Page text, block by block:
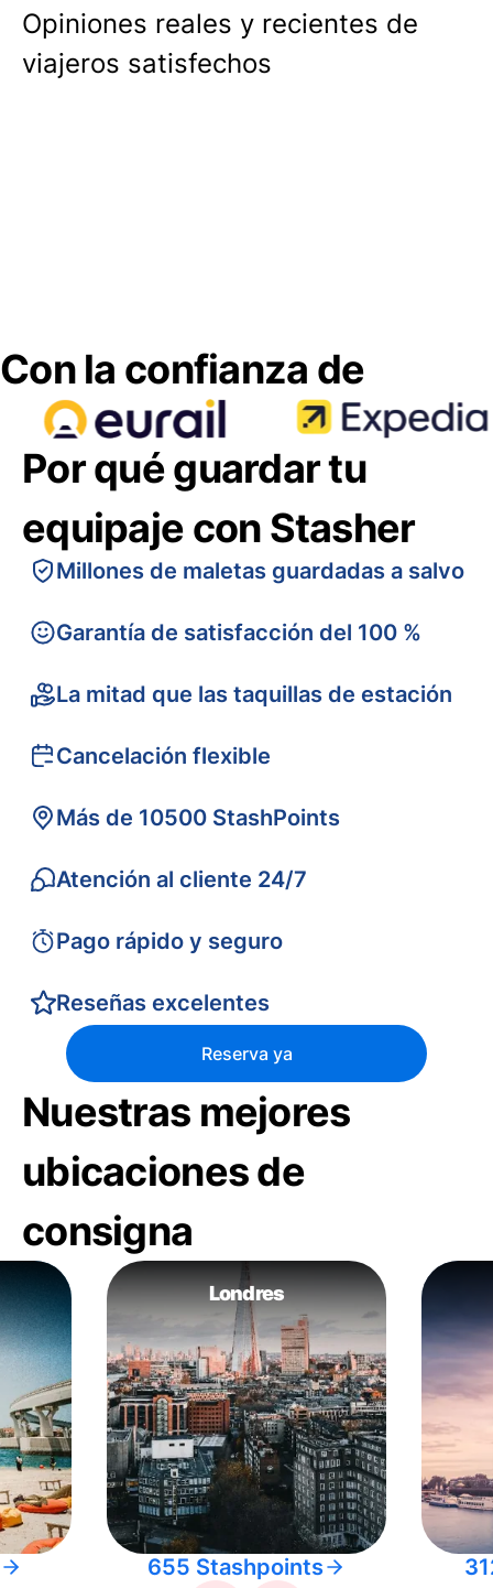
Opiniones reales y recientes de
viajeros satisfechos
Con la confianza de
Por qué guardar tu
equipaje con Stasher
Millones de maletas guardadas a salvo
Garantía de satisfacción del 100 %
La mitad que las taquillas de estación
Cancelación flexible
Más de 10500 StashPoints
Atención al cliente 24/7
Pago rápido y seguro
Reseñas excelentes
Reserva ya
Nuestras mejores
ubicaciones de
consigna
Londres
655 Stashpoints